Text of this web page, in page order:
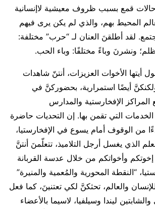
قمع بسبب ظروف معيشية لاإنسانية
المحيط بهم، والذي لم يكن يرى فيهم
لقد أطلقنَ العنان لـ “حرب” مختلفة:
ونشرنَ وباءً مختلفًا: وباء الحب.
أيتها الأخوات العزيزات، أنتنّ شاهدات
أيضًا استمرارية، بحضوركنَّ في
الإفخارستية والمدارس
الخدمات التي تقمن بها. إن التحديات حاضرة
من الوقوف أمام يسوع في الإفخارستيا،
الذي يغسل أرجل التلاميذ، تتعلّمنَ أنتنَّ
وأخواتكم من خلال عدسة القربانة
“النقطة المحورية والمُعمية والمنيرة”
والعالم، تحثكنَّ لكي تعتنينَ، كما فعل
ليندا وسيلفيا، لاسيما بالأعضاء